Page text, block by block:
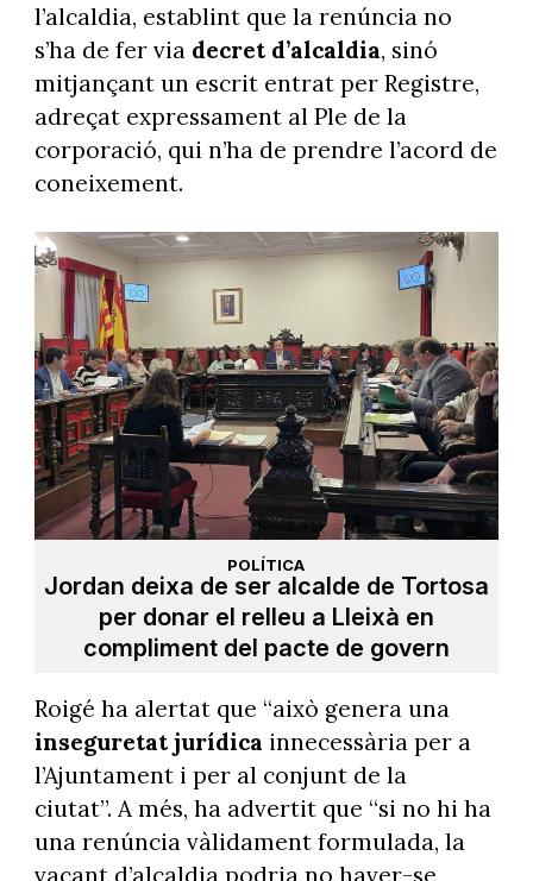
l’alcaldia, establint que la renúncia no
s’ha de fer via decret d’alcaldia, sinó
mitjançant un escrit entrat per Registre,
adreçat expressament al Ple de la
corporació, qui n’ha de prendre l’acord de
coneixement.
POLÍTICA
Jordan deixa de ser alcalde de Tortosa
per donar el relleu a Lleixà en
compliment del pacte de govern
Roigé ha alertat que “això genera una
inseguretat jurídica innecessària per a
l’Ajuntament i per al conjunt de la
ciutat”. A més, ha advertit que “si no hi ha
una renúncia vàlidament formulada, la
vacant d’alcaldia podria no haver-se